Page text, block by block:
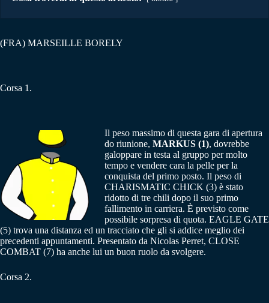
(FRA) MARSEILLE BORELY
Corsa 1.
Il peso massimo di questa gara di apertura
do riunione, MARKUS (1), dovrebbe
galoppare in testa al gruppo per molto
tempo e vendere cara la pelle per la
conquista del primo posto. Il peso di
CHARISMATIC CHICK (3) è stato
ridotto di tre chili dopo il suo primo
fallimento in carriera. È previsto come
possibile sorpresa di quota. EAGLE GATE
(5) trova una distanza ed un tracciato che gli si addice meglio dei
precedenti appuntamenti. Presentato da Nicolas Perret, CLOSE
COMBAT (7) ha anche lui un buon ruolo da svolgere.
Corsa 2.